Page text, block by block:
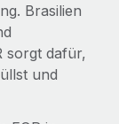
Brasilien
sorgt dafür,
und